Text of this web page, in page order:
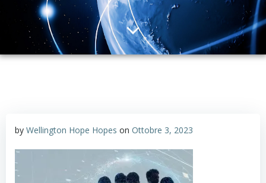
by Wellington Hope Hopes on Ottobre 3, 2023